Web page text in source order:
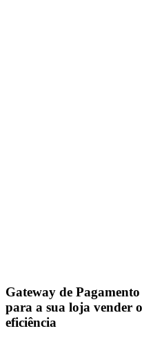
Gateway de
para a sua loja vender
eficiência